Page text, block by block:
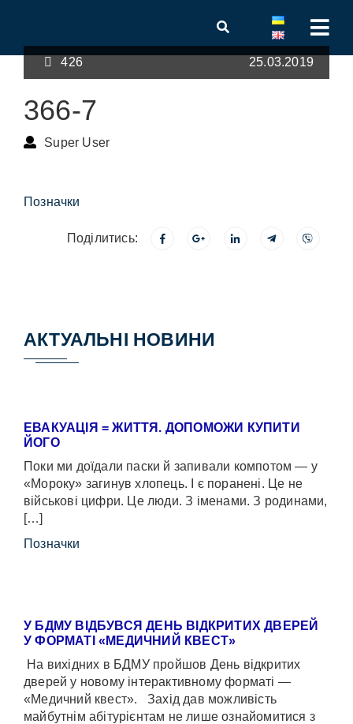
426 25.03.2019
366-7
Super User
Позначки
Поділитись:
АКТУАЛЬНІ НОВИНИ
ЕВАКУАЦІЯ = ЖИТТЯ. ДОПОМОЖИ КУПИТИ
ЙОГО
Поки ми доїдали паски й запивали компотом — у
«Мороку» загинув хлопець. І є поранені. Це не
військові цифри. Це люди. З іменами. З родинами,
[…]
Позначки
У БДМУ ВІДБУВСЯ ДЕНЬ ВІДКРИТИХ ДВЕРЕЙ
У ФОРМАТІ «МЕДИЧНИЙ КВЕСТ»
На вихідних в БДМУ пройшов День відкритих
дверей у новому інтерактивному форматі —
«Медичний квест». Захід дав можливість
майбутнім абітурієнтам не лише ознайомитися з